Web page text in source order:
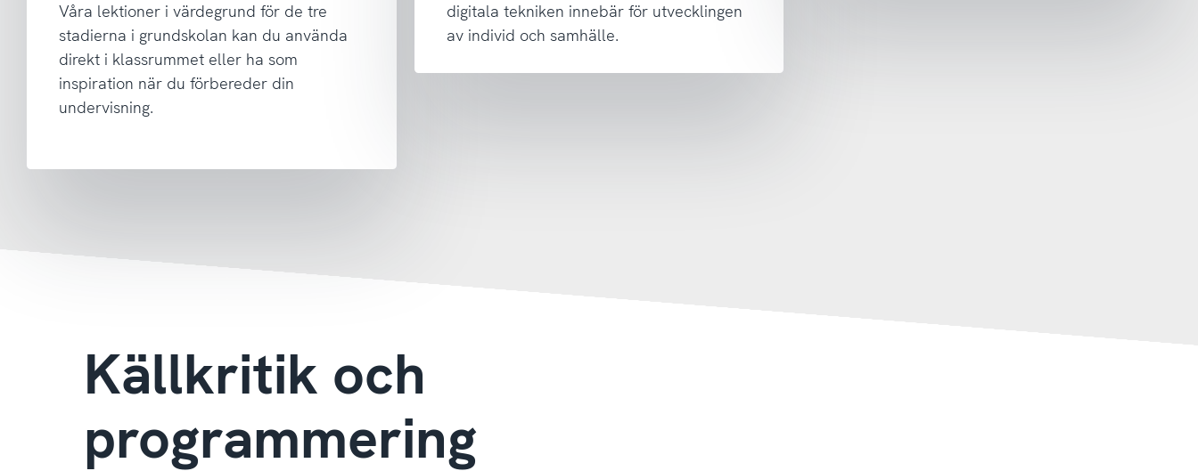
Våra lektioner i värdegrund för de tre
stadierna i grundskolan kan du använda
direkt i klassrummet eller ha som
inspiration när du förbereder din
undervisning.
digitala tekniken innebär för utvecklingen
av individ och samhälle.
Källkritik och
programmering